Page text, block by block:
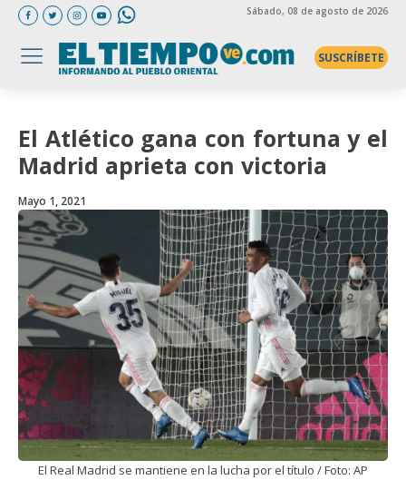
Sábado, 08 de agosto de 2026
SUSCRÍBETE
El Atlético gana con fortuna y el
Madrid aprieta con victoria
Mayo 1, 2021
El Real Madrid se mantiene en la lucha por el título / Foto: AP